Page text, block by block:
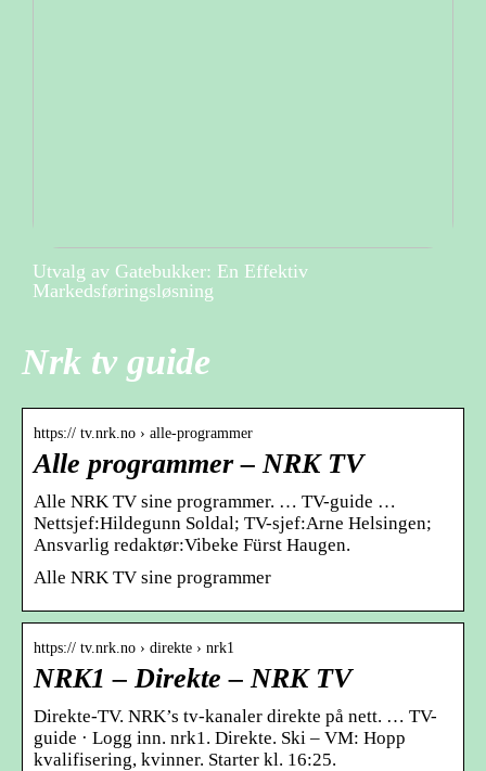
Utvalg av Gatebukker: En Effektiv
Markedsføringsløsning
Nrk tv guide
https:// tv.nrk.no › alle-programmer
Alle programmer – NRK TV
Alle NRK TV sine programmer. … TV-guide …
Nettsjef:Hildegunn Soldal; TV-sjef:Arne Helsingen;
Ansvarlig redaktør:Vibeke Fürst Haugen.
Alle NRK TV sine programmer
https:// tv.nrk.no › direkte › nrk1
NRK1 – Direkte – NRK TV
Direkte-TV. NRK’s tv-kanaler direkte på nett. … TV-
guide · Logg inn. nrk1. Direkte. Ski – VM: Hopp
kvalifisering, kvinner. Starter kl. 16:25.